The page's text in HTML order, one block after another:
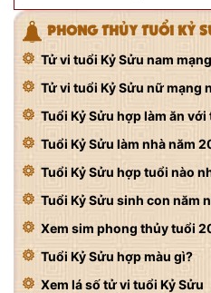
PHONG THỦY TUỔI KỶ
Tử vi tuổi Kỷ Sửu nam
Tử vi tuổi Kỷ Sửu nữ mạng
Tuổi Kỷ Sửu hợp làm ăn với
Tuổi Kỷ Sửu làm nhà năm
Tuổi Kỷ Sửu hợp tuổi nào
Tuổi Kỷ Sửu sinh con năm
Xem sim phong thủy tuổi
Tuổi Kỷ Sửu hợp màu gì?
Xem lá số tử vi tuổi Kỷ Sửu